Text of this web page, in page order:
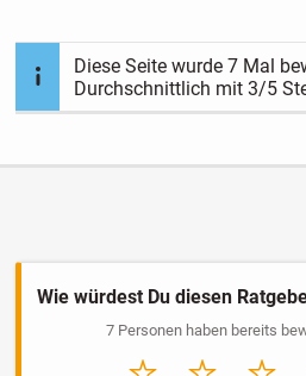
Diese Seite wurde7 Mal
Durchschnittlich mit3/5
Wie würdest Du diesen
7 Personen haben bereits